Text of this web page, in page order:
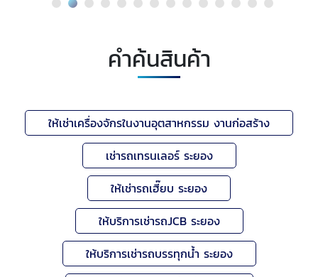
คำค้นสินค้า
ให้เช่าเครื่องจักรในงานอุตสาหกรรม งานก่อสร้าง
เช่ารถเทรนเลอร์ ระยอง
ให้เช่ารถเฮี๊ยบ ระยอง
ให้บริการเช่ารถJCB ระยอง
ให้บริการเช่ารถบรรทุกน้ำ ระยอง